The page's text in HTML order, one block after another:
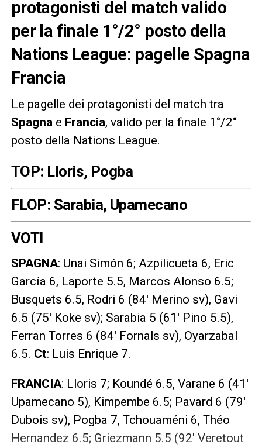
protagonisti del match valido
per la finale 1°/2° posto della
Nations League: pagelle Spagna
Francia
Le pagelle dei protagonisti del match tra
Spagna e Francia, valido per la finale 1°/2°
posto della Nations League.
TOP: Lloris, Pogba
FLOP: Sarabia, Upamecano
VOTI
SPAGNA: Unai Simón 6; Azpilicueta 6, Eric
García 6, Laporte 5.5, Marcos Alonso 6.5;
Busquets 6.5, Rodri 6 (84′ Merino sv), Gavi
6.5 (75′ Koke sv); Sarabia 5 (61′ Pino 5.5),
Ferran Torres 6 (84′ Fornals sv), Oyarzabal
6.5. Ct: Luis Enrique 7.
FRANCIA: Lloris 7; Koundé 6.5, Varane 6 (41′
Upamecano 5), Kimpembe 6.5; Pavard 6 (79′
Dubois sv), Pogba 7, Tchouaméni 6, Théo
Hernandez 6.5; Griezmann 5.5 (92′ Veretout